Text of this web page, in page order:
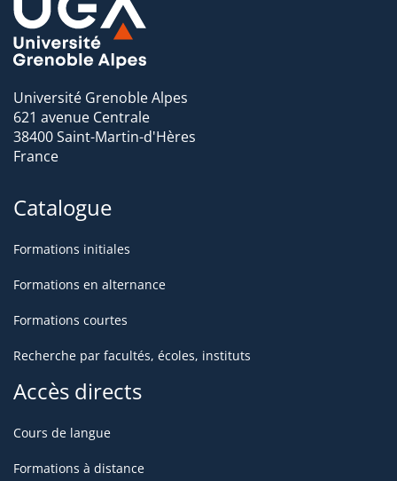
Université Grenoble Alpes
621 avenue Centrale
38400 Saint-Martin-d'Hères
France
Catalogue
Formations initiales
Formations en alternance
Formations courtes
Recherche par facultés, écoles, instituts
Accès directs
Cours de langue
Formations à distance